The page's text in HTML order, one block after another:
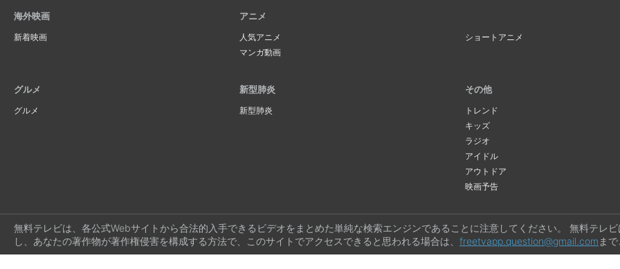
海外映画
新着映画
アニメ
人気アニメ
ショートアニメ
マンガ動画
グルメ
グルメ
新型肺炎
新型肺炎
その他
トレンド
キッズ
ラジオ
アイドル
アウトドア
映画予告
無料テレビは、各公式Webサイトから合法的入手できるビデオをまとめた単純な検索エンジンであることに注意してください。 無料テレ
し、あなたの著作物が著作権侵害を構成する方法で、このサイトでアクセスできると思われる場合は、 freetvapp.question@gmail.com ま